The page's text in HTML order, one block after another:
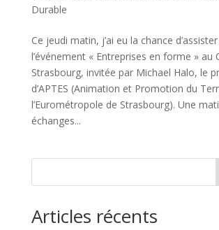
Durable
Ce jeudi matin, j’ai eu la chance
l’événement « Entreprises en forme » au
Strasbourg, invitée par Michael Halo, le
d’APTES (Animation et Promotion du
l’Eurométropole de Strasbourg). Une
échanges...
Articles récents